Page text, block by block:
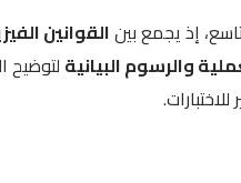
إذ يجمع بينالقوانين
والرسوم البيانية لتوضيح